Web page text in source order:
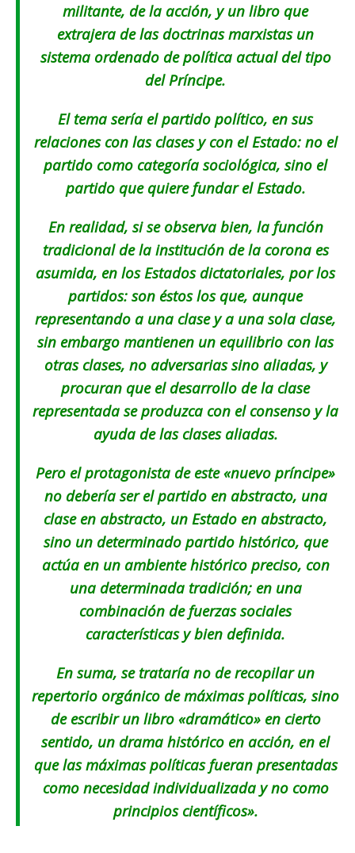
militante, de la acción, y un libro que
extrajera de las doctrinas marxistas un
sistema ordenado de política actual del tipo
delPríncipe.
El tema sería el partido político, en sus
relaciones con las clases y con el Estado: no el
partido como categoría sociológica, sino el
partido que quiere fundar el Estado.
En realidad, si se observa bien, la función
tradicional de la institución de la corona es
asumida, en los Estados dictatoriales, por los
partidos: son éstos los que, aunque
representando a una clase y a una sola clase,
sin embargo mantienen un equilibrio con las
otras clases, no adversarias sino aliadas, y
procuran que el desarrollo de la clase
representada se produzca con el consenso y la
ayuda de las clases aliadas.
Pero el protagonista de este «nuevo príncipe»
no debería ser el partido en abstracto, una
clase en abstracto, un Estado en abstracto,
sino un determinado partido histórico, que
actúa en un ambiente histórico preciso, con
una determinada tradición; en una
combinación de fuerzas sociales
características y bien definida.
En suma, se trataría no de recopilar un
repertorio orgánico de máximas políticas, sino
de escribir un libro «dramático» en cierto
sentido, un drama histórico en acción, en el
que las máximas políticas fueran presentadas
como necesidad individualizada y no como
principios científicos».